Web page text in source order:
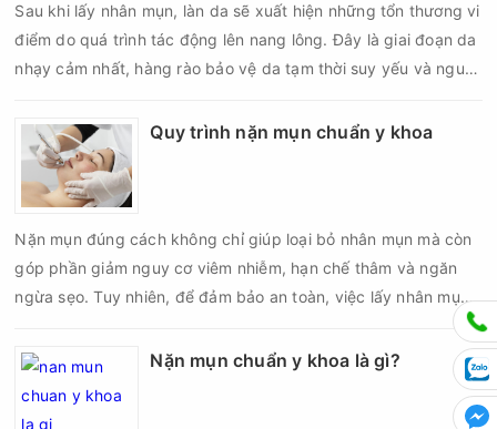
Sau khi lấy nhân mụn, làn da sẽ xuất hiện những tổn thương vi
điểm do quá trình tác động lên nang lông. Đây là giai đoạn da
nhạy cảm nhất, hàng rào bảo vệ da tạm thời suy yếu và nguy
nếu chăm sóc không đúng cách. Chính vì vậy, việc chăm sóc
da sau nặn mụn không chỉ giúp vùng da hồi phục nhanh hơn
mà còn góp phần giảm nguy cơ tái phát mụn và hạn chế các
biến chứng về sau.
Quy trình nặn mụn chuẩn y khoa
Nặn mụn đúng cách không chỉ giúp loại bỏ nhân mụn mà còn
góp phần giảm nguy cơ viêm nhiễm, hạn chế thâm và ngăn
ngừa sẹo. Tuy nhiên, để đảm bảo an toàn, việc lấy nhân mụn
cần được thực hiện theo đúng quy trình chuẩn y khoa với đầy
đủ các bước vô khuẩn và chăm sóc sau điều trị.
Nặn mụn chuẩn y khoa là gì?